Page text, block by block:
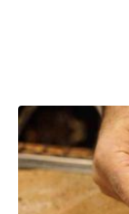
20.11.2024